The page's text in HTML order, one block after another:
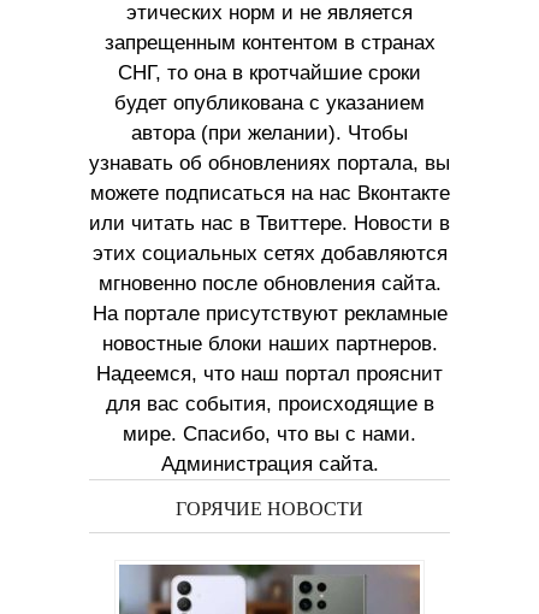
этических норм и не является
запрещенным контентом в странах
СНГ, то она в кротчайшие сроки
будет опубликована с указанием
автора (при желании). Чтобы
узнавать об обновлениях портала, вы
можете подписаться на нас Вконтакте
или читать нас в Твиттере. Новости в
этих социальных сетях добавляются
мгновенно после обновления сайта.
На портале присутствуют рекламные
новостные блоки наших партнеров.
Надеемся, что наш портал прояснит
для вас события, происходящие в
мире. Спасибо, что вы с нами.
Администрация сайта.
ГОРЯЧИЕ НОВОСТИ